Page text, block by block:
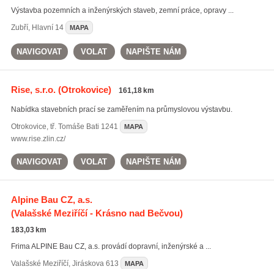
Výstavba pozemních a inženýrských staveb, zemní práce, opravy ...
Zubří, Hlavní 14 MAPA
NAVIGOVAT VOLAT NAPIŠTE NÁM
Rise, s.r.o.(Otrokovice) 161,18 km
Nabídka stavebních prací se zaměřením na průmyslovou výstavbu.
Otrokovice, tř. Tomáše Bati 1241 MAPA
www.rise.zlin.cz/
NAVIGOVAT VOLAT NAPIŠTE NÁM
Alpine Bau CZ, a.s.
(Valašské Meziříčí - Krásno nad Bečvou)
183,03 km
Frima ALPINE Bau CZ, a.s. provádí dopravní, inženýrské a ...
Valašské Meziříčí, Jiráskova 613 MAPA